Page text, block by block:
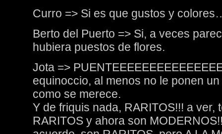
Curro => Si es que gustos y
Berto del Puerto => Si, a veces
hubiera puestos de flores.
Jota =>
equinoccio, al menos no le ponen
como se merece.
Y de friquis nada, RARITOS!!! a ver,
RARITOS y ahora son